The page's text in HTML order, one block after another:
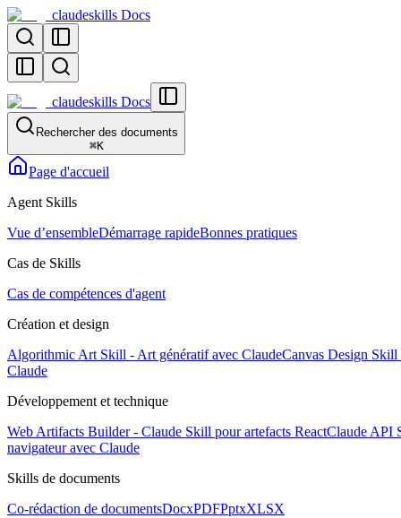
claudeskills Docs
claudeskills Docs
Rechercher des documents
⌘K
Page d'accueil
Agent Skills
Vue d’ensembleDémarrage rapideBonnes pratiques
Cas de Skills
Cas de compétences d'agent
Création et design
Algorithmic Art Skill - Art génératif avec ClaudeCanvas Design
Claude
Développement et technique
Web Artifacts Builder - Claude Skill pour artefacts ReactClaude API
navigateur avec Claude
Skills de documents
Co-rédaction de documentsDocxPDFPptxXLSX